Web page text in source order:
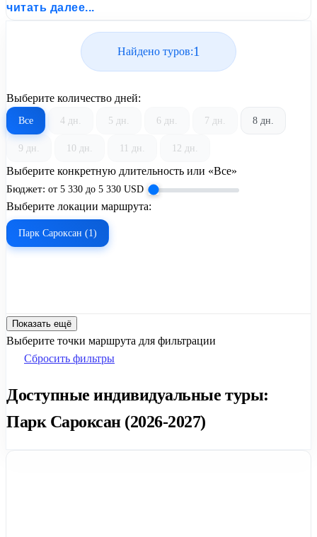
актуальным графиком заездов от United Travel Systems.
читать далее...
Найдено туров:1
Выберите количество дней:
Все 4 дн. 5 дн. 6 дн. 7 дн. 8 дн.
9 дн. 10 дн. 11 дн. 12 дн.
Выберите конкретную длительность или «Все»
Бюджет: от 5 330 до 5 330 USD
Выберите локации маршрута:
Парк Сароксан (1)
Показать ещё
Выберите точки маршрута для фильтрации
Сбросить фильтры
Доступные индивидуальные туры:
Парк Сароксан (2026-2027)